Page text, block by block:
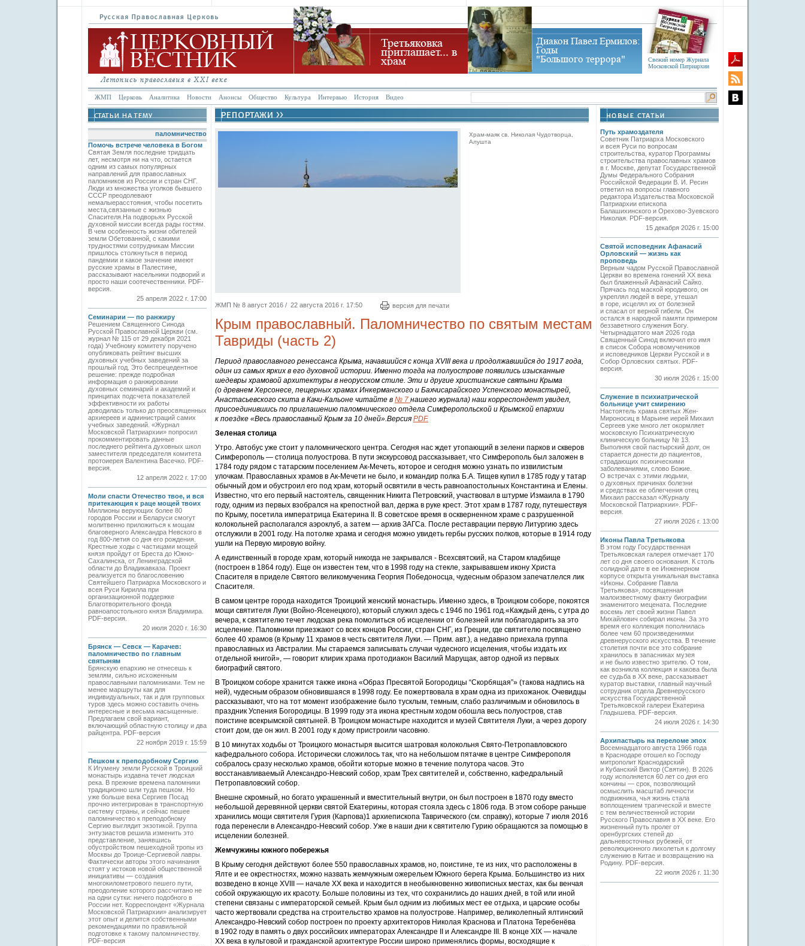
Свежий номер Журнала
Московской Патриархии
ЖМП Церковь Аналитика Новости Анонсы Общество Культура Интервью История Видео
паломничество
Помочь встрече человека в Богом
Святая Земля последние тридцать
лет, несмотря ни на что, остается
одним из самых популярных
направлений для православных
паломников из России и стран СНГ.
Люди из множества уголков бывшего
СССР преодолевают
немалыерасстояния, чтобы посетить
места,связанные с жизнью
Спасителя.На подворьях Русской
духовной миссии всегда рады гостям.
В чем особенность жизни обителей
земли Обетованной, с какими
трудностями сотрудникам Миссии
пришлось столкнуться в период
пандемии и какое значение имеют
русские храмы в Палестине,
рассказывают насельники подворий и
просто наши соотечественники. PDF-
версия.
25 апреля 2022 г. 17:00
Семинарии — по ранжиру
Решением Священного Синода
Русской Православной Церкви (см.
журнал № 115 от 29 декабря 2021
года) Учебному комитету поручено
опубликовать рейтинг высших
духовных учебных заведений за
прошлый год. Это беспрецедентное
решение: прежде подробная
информация о ранжировании
духовных семинарий и академий и
принципах подсчета показателей
эффективности их работы
доводилась только до преосвященных
архиереев и адми­нистраций самих
учебных заведений. «Журнал
Московской Патриархии» попросил
прокомментировать данные
последнего рейтинга духовных школ
заместителя председателя комитета
протоиерея Валентина Васечко. PDF-
версия.
12 апреля 2022 г. 17:00
Моли спасти Отечество твое, и вся
притекающия к раце мощей твоих
Миллионы верующих более 80
городов России и Беларуси смогут
молитвенно приложиться к мощам
благоверного Александра Невского в
год 800-летия со дня его рождения.
Крестные ходы с частицами мощей
князя пройдут от Бреста до Южно-
Сахалинска, от Ленинградской
области до Владикавказа. Проект
реализуется по благословению
Святейшего Патриарха Московского и
всея Руси Кирилла при
организационной поддержке
Благотворительного фонда
равноапостольного князя Владимира.
PDF-версия.
20 июля 2020 г. 16:30
Брянск — Севск — Карачев:
паломничество по главным
святыням
Брянскую епархию не отнесешь к
землям, сильно исхоженным
православными паломниками. Тем не
менее маршруты как для
индивидуальных, так и для групповых
туров здесь можно составить очень
интересные и весьма насыщенные.
Предлагаем свой вариант,
включающий областную столицу и два
райцентра. PDF-версия
22 ноября 2019 г. 15:59
Пешком к преподобному Сергию
К Игумену земли Русской в Троицкий
монастырь издавна течет людская
река. В прежние времена паломники
традиционно шли туда пешком. Но
уже больше века Сергиев Посад
прочно интегрирован в транспортную
систему страны, и сейчас пешее
паломничество к преподобному
Сергию выглядит экзотикой. Группа
энтузиастов решила изменить это
представление, занявшись
обустройством пешеходной тропы из
Москвы до Троице-Сергиевой лавры.
Фактически авторы этого начинания
стоят у истоков новой общест­венной
инициативы — создания
многокилометрового пешего пути,
преодоление которого рассчитано не
на одни сутки: ничего подобного в
России нет. Корреспондент «Журнала
Московской Патриархии» анализирует
этот опыт и делится собственными
рекомендациями по правильной
подготовке к такому паломничеству.
PDF-версия
Храм-маяк св. Николая Чудотворца,
Алушта
ЖМП № 8 август 2016 / 22 августа 2016 г. 17:50 версия для печати
Крым православный. Паломничество по святым местам
Тавриды (часть 2)
Период православного ренессанса Крыма, начав­шийся с конца XVIII века и продолжавшийся до 1917 года,
один из самых ярких в его духовной истории. Именно тогда на полуострове появились изысканные
шедевры храмовой архитектуры в неорусском стиле. Эти и другие христианские святыни Крыма
(о древнем Херсонесе, пещерных храмах Инкерманского и Бахчисарайского Успенского монастырей,
Анастасьевского скита в Качи-Кальоне читайте в № 7 нашего журнала) наш корреспондент увидел,
присоединившись по приглашению паломнического отдела Симферопольской и Крымской епархии
к поездке «Весь православный Крым за 10 дней».Версия PDF.
Зеленая столица
Утро. Автобус уже стоит у паломнического центра. Сегодня нас ждет утопающий в зелени парков и скверов
Симферополь — столица полуострова. В пути экскурсовод рассказывает, что Симферополь был заложен в
1784 году рядом с татарским поселением Ак-Мечеть, которое и сегодня можно узнать по извилистым
улочкам. Православных храмов в Ак-Мечети не было, и командир полка Б.А. Тищев купил в 1785 году у татар
обычный дом и обустроил его под храм, который освятили в честь равноапостольных Константина и Елены.
Известно, что его первый настоятель, священник Никита Петровский, участвовал в штурме Измаила в 1790
году, одним из первых взобрался на крепостной вал, держа в руке крест. Этот храм в 1787 году, путешествуя
по Крыму, посетила императрица Екатерина II. В советское время в оскверненном храме с разрушенной
колокольней располагался аэроклуб, а затем — архив ЗАГСа. После реставрации первую Литургию здесь
отслужили в 2001 году. На потолке храма и сегодня можно увидеть гербы русских полков, которые в 1914 году
ушли на Первую мировую войну.
А единственный в городе храм, который никогда не закрывался - Всехсвятский, на Старом кладбище
(построен в 1864 году). Еще он известен тем, что в 1998 году на стекле, закрывавшем икону Христа
Спасителя в приделе Святого великомученика Георгия Победоносца, чудесным образом запечатлелся лик
Спасителя.
В самом центре города находится Троицкий женский монастырь. Именно здесь, в Троицком соборе, покоятся
мощи святителя Луки (Войно-Ясенецкого), который служил здесь с 1946 по 1961 год.«Каждый день, с утра до
вечера, к святителю течет людская река помолиться об исцелении от болезней или поблагодарить за это
исцеление. Паломники приезжают со всех концов России, стран СНГ, из Греции, где святителю посвящено
более 40 храмов (в Крыму 11 храмов в честь святителя Луки. — Прим. авт.), а недавно приехала группа
православных из Австралии. Мы стараемся записывать случаи чудесного исцеления, чтобы издать их
отдельной книгой», — говорит клирик храма протодиакон Василий Марущак, автор одной из первых
биографий святого.
В Троицком соборе хранится также икона «Образ Пресвятой Богородицы “Скорбящая”» (такова надпись на
ней), чудесным образом обновившаяся в 1998 году. Ее пожертвовала в храм одна из прихожанок. Очевидцы
рассказывают, что на тот момент изображение было тусклым, темным, слабо различимым и обновилось в
праздник Успения Богородицы. В 1999 году эта икона крестным ходом обошла весь полуостров, став
поистине всекрымской святыней. В Троицком монастыре находится и музей Святителя Луки, а через дорогу
стоит дом, где он жил. В 2001 году к дому пристроили ­часовню.
В 10 минутах ходьбы от Троицкого монастыря высится шатровая колокольня Свято-Петропавловского
кафедрального собора. Исторически сложилось так, что на небольшом пятачке в центре Симферополя
собралось сразу несколько храмов, обойти которые можно в течение полутора часов. Это
восстанавливаемый Александро-Невский собор, храм Трех святителей и, собственно, кафедральный
Петропавловский собор.
Внешне скромный, но богато украшенный и вместительный внутри, он был построен в 1870 году вместо
небольшой деревянной церкви святой Екатерины, которая стояла здесь с 1806 года. В этом соборе раньше
хранились мощи святителя Гурия (Карпова)1 архиепископа Таврического (см. справку), которые 7 июля 2016
года перенесли в Александро-Невский собор. Уже в наши дни к святителю Гурию обращаются за помощью в
исцелении болезней.
Жемчужины южного побережья
В Крыму сегодня действуют более 550 православных храмов, но, поистине, те из них, что расположены в
Ялте и ее окрестностях, можно назвать жемчужным ожерельем Южного берега Крыма. Большинство из них
возведено в конце XVIII — начале XX века и находится в необыкновенно живописных местах, как бы венчая
собой окружающую их красоту. Больше половины из тех, что сохранились до наших дней, в той или иной
степени связаны с императорской семьей. Крым был одним из любимых мест ее отдыха, и царские особы
часто жертвовали средства на строительство храмов на полуострове. Например, великолепный ялтинский
Александро-Невский собор построен по проекту архитекторов Николая Краснова и Платона Теребенёва
в 1902 году в память о двух российских императорах Александре II и Александре III. В конце XIX — начале
XX века в культовой и гражданской архитектуре России широко применялись формы, восходящие к
Путь храмоздателя
Советник Патриарха Московского
и всея Руси по вопросам
строительства, куратор Программы
строительства православных храмов
в г. Москве, депутат Государственной
Думы Федерального Собрания
Российской Федерации В. И. Ресин
ответил на вопросы главного
редактора Издательства Московской
Патриархии епископа
Балашихинского и Орехово-Зуевского
Николая. PDF-версия.
15 декабря 2026 г. 15:00
Святой исповедник Афанасий
Орловский — жизнь как
проповедь
Верным чадом Русской Православной
Церкви во времена гонений XX века
был блаженный Афанасий Сайко.
Прячась под маской юродивого, он
укреплял людей в вере, утешал
в горе, исцелял их от болезней
и спасал от верной гибели. Он
остался в народной памяти примером
беззаветного служения Богу.
Четырнадцатого мая 2026 года
Священный Синод включил его имя
в список Собора новомучеников
и исповедников Церкви Русской и в
Собор Орловских святых. PDF-
версия.
30 июля 2026 г. 15:00
Служение в психиатрической
больнице учит смирению
Настоятель храма святых Жен-
Мироносиц в Марьине иерей Михаил
Сергеев уже много лет окормляет
московскую Психиатрическую
клиническую больницу № 13.
Выполняя свой пастырский долг, он
старается донести до пациентов,
страдающих психическими
заболеваниями, слово Божие.
О встречах с этими людьми,
о духовных причинах болезни
и средствах ее облегчения отец
Михаил рассказал «Журналу
Московской Патриархии». PDF-
версия.
27 июля 2026 г. 13:00
Иконы Павла Третьякова
В этом году Государственная
Третьяковская галерея отмечает 170
лет со дня своего основания. К столь
солидной дате в ее Инженерном
корпусе открыта уникальная выставка
«Иконы. Собрание Павла
Третьякова», посвященная
малоизвестному факту биографии
знаменитого мецената. Последние
восемь лет своей жизни Павел
Михайлович собирал иконы. За это
время его коллекция пополнилась
более чем 60 произведениями
древнерусского искусства. В течение
столетия почти все это собрание
хранилось в запасниках музея
и не было известно зрителю. О том,
как возникла коллекция и какова была
ее судьба в ХХ веке, рассказывает
куратор выставки, главный научный
сотрудник отдела Древнерусского
искусства Государственной
Третьяковской галереи Екатерина
Гладышева. PDF-версия.
24 июля 2026 г. 14:30
Архипастырь на переломе эпох
Восемнадцатого августа 1966 года
в Краснодаре отошел ко Господу
митрополит Краснодарский
и Кубанский Виктор (Святин). В 2026
году исполняется 60 лет со дня его
кончины — срок, позволяющий
осмыслить масштаб личности
подвижника, чья жизнь стала
воплощением трагической и вместе
с тем величественной истории
Русского Православия в XX веке. Его
жизненный путь пролег от
оренбургских степей до
дальневосточных рубежей, от
революционного лихолетья к долгому
служению в Китае и возвращению на
Родину. PDF-версия.
22 июля 2026 г. 11:30